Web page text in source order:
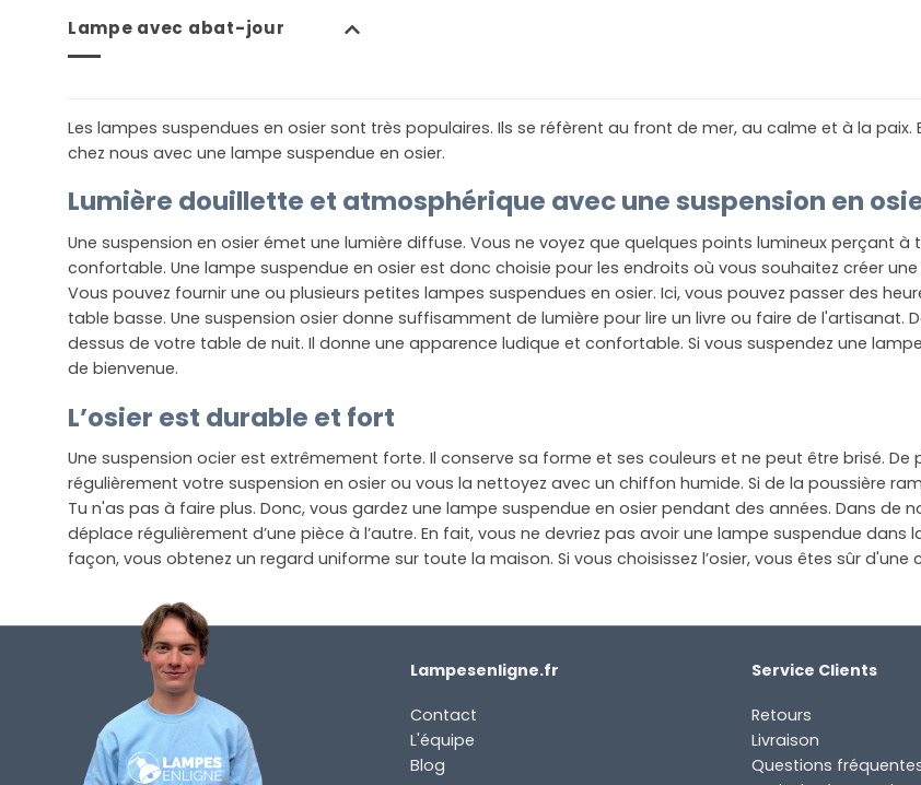
Lampe avec abat-jour
Les lampes suspendues en osier sont très populaires. Ils se réfèrent au front de mer, au calme et à la
chez nous avec une lampe suspendue en osier.
Lumière douillette et atmosphérique avec une suspension en
Une suspension en osier émet une lumière diffuse. Vous ne voyez que quelques points lumineux perçant
confortable. Une lampe suspendue en osier est donc choisie pour les endroits où vous souhaitez créer
Vous pouvez fournir une ou plusieurs petites lampes suspendues en osier. Ici, vous pouvez passer des
table basse. Une suspension osier donne suffisamment de lumière pour lire un livre ou faire de l'artisanat.
dessus de votre table de nuit. Il donne une apparence ludique et confortable. Si vous suspendez une
de bienvenue.
L’osier est durable et fort
Une suspension ocier est extrêmement forte. Il conserve sa forme et ses couleurs et ne peut être brisé.
régulièrement votre suspension en osier ou vous la nettoyez avec un chiffon humide. Si de la poussière
Tu n'as pas à faire plus. Donc, vous gardez une lampe suspendue en osier pendant des années. Dans de
déplace régulièrement d’une pièce à l’autre. En fait, vous ne devriez pas avoir une lampe suspendue
façon, vous obtenez un regard uniforme sur toute la maison. Si vous choisissez l’osier, vous êtes sûr d'une
Lampesenligne.fr
Contact
L'équipe
Blog
Service Clients
Retours
Livraison
Questions